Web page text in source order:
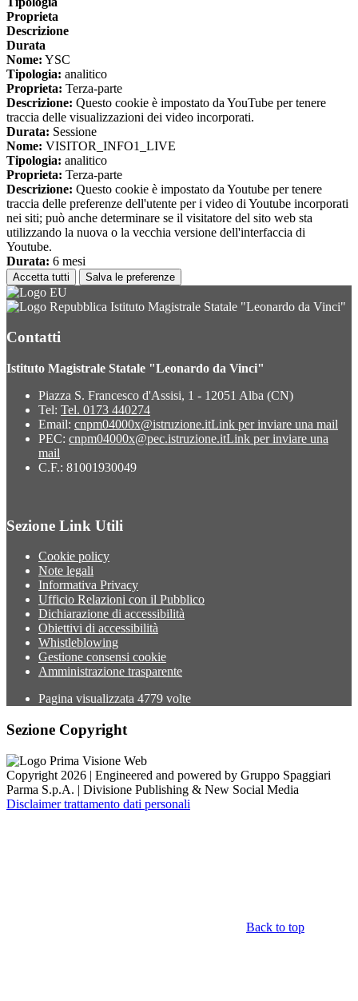
Proprieta
Descrizione
Durata
Nome: YSC
Tipologia: analitico
Proprieta: Terza-parte
Descrizione: Questo cookie è impostato da YouTube per tenere
traccia delle visualizzazioni dei video incorporati.
Durata: Sessione
Nome: VISITOR_INFO1_LIVE
Tipologia: analitico
Proprieta: Terza-parte
Descrizione: Questo cookie è impostato da Youtube per tenere
traccia delle preferenze dell'utente per i video di Youtube incorporati
nei siti; può anche determinare se il visitatore del sito web sta
utilizzando la nuova o la vecchia versione dell'interfaccia di
Youtube.
Durata: 6 mesi
Accetta tutti Salva le preferenze
Istituto Magistrale Statale "Leonardo da Vinci"
Contatti
Istituto Magistrale Statale "Leonardo da Vinci"
Piazza S. Francesco d'Assisi, 1 - 12051 Alba (CN)
Tel: Tel. 0173 440274
Email: cnpm04000x@istruzione.itLink per inviare una mail
PEC: cnpm04000x@pec.istruzione.itLink per inviare una
mail
C.F.: 81001930049
Sezione Link Utili
Cookie policy
Note legali
Informativa Privacy
Ufficio Relazioni con il Pubblico
Dichiarazione di accessibilità
Obiettivi di accessibilità
Whistleblowing
Gestione consensi cookie
Amministrazione trasparente
Pagina visualizzata 4779 volte
Sezione Copyright
Copyright 2026 | Engineered and powered by Gruppo Spaggiari
Parma S.p.A. | Divisione Publishing & New Social Media
Disclaimer trattamento dati personali
Back to top